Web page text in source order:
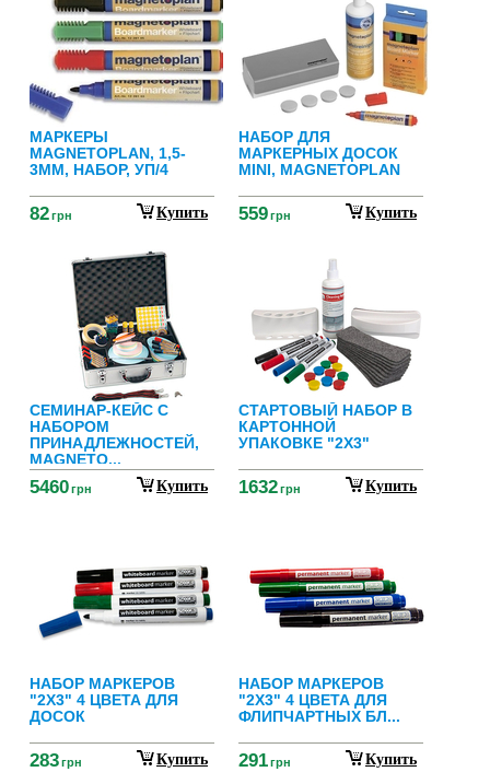
МАРКЕРЫ
MAGNETOPLAN, 1,5-
3ММ, НАБОР, УП/4
82грн Купить
НАБОР ДЛЯ
МАРКЕРНЫХ ДОСОК
MINI, MAGNETOPLAN
559грн Купить
СЕМИНАР-КЕЙС С
НАБОРОМ
ПРИНАДЛЕЖНОСТЕЙ,
MAGNETO...
5460грн Купить
СТАРТОВЫЙ НАБОР В
КАРТОННОЙ
УПАКОВКЕ "2Х3"
1632грн Купить
НАБОР МАРКЕРОВ
"2Х3" 4 ЦВЕТА ДЛЯ
ДОСОК
283грн Купить
НАБОР МАРКЕРОВ
"2Х3" 4 ЦВЕТА ДЛЯ
ФЛИПЧАРТНЫХ БЛ...
291грн Купить